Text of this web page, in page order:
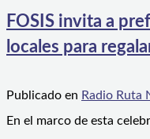
FOSIS invita a
locales para
Publicado en Radio Ruta
En el marco de esta